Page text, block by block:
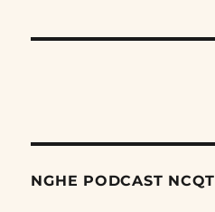
NGHE PODCAST NCQT